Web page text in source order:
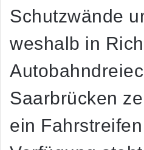
Schutzwände
weshalb in
Saarbrücken
ein